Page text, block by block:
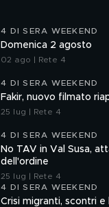
4 DI SERA WEEKEND
Domenica 2 agosto
02 ago | Rete 4
4 DI SERA WEEKEND
Fakir, nuovo filmato
25 lug | Rete 4
4 DI SERA WEEKEND
No TAV in Val Susa,
dell'ordine
25 lug | Rete 4
4 DI SERA WEEKEND
Crisi migranti, scontri e